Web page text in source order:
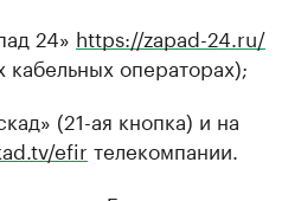
24» https://zapad-24.ru/
кабельных операторах);
(21-ая кнопка) и на
efir телекомпании.